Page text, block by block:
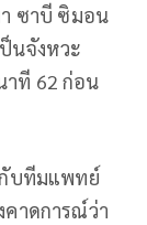
า ซาบี ซิมอน
นจังหวะ
าที 62 ก่อน
กับทีมแพทย์
คาดการณ์ว่า